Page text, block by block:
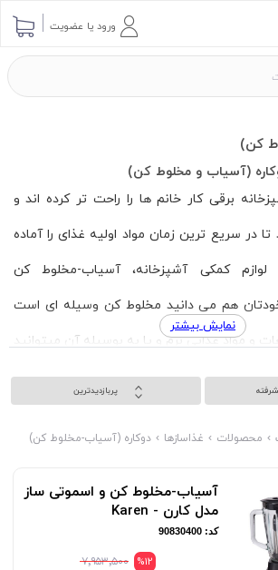
ورود یا عضویت
کن)
(آسیاب و مخلوط کن)
برقی کار خانم ها را راحت تر کرده اند و
در سریع ترین زمان مواد اولیه غذای را آماده
کمکی آشپزخانه، آسیاب-مخلوط کن
هم می دانید مخلوط کن وسیله ای است
و مواد غذایی نرم و یا به بوسیله آن میتوانید
و معجون های مختلف و یا سوپ و پوره برای
های محکم و مقاوم، طریقه کار آسان، پارج بزرگ،
همراه این مدل، آسیاب نیز به کاربر ارایه
کن
نمایش بیشتر
پربازدیدترین
محصولات غذاسازها دوکاره (آسیاب-مخلوط کن)
آسیاب-مخلوط کن و اسموتی ساز
مدل کارن - Karen
کد: 90830400
%12 ۷٬۹۵۳٬۵۰۰